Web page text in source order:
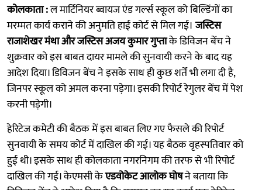
कोलकाता :ल मार्टिनियर ब्वायज एंड गर्ल्स स्कूल को बिल्डिंगों का
मरम्मत कार्य कराने की अनुमति हाई कोर्ट से मिल गई।जस्टिस
राजाशेखर मंथा और जस्टिस अजय कुमार गुप्ताके डिविजन बेंच ने
शुक्रवार को इस बाबत दायर मामले की सुनवायी करने के बाद यह
आदेश दिया। डिविजन बेंच ने इसके साथ ही कुछ शर्तें भी लगा दी है,
जिनपर स्कूल को अमल करना पड़ेगा। इसकी रिपोर्ट रेगुलर बेंच में पेश
करनी पड़ेगी।
हेरिटेज कमेटी की बैठक में इस बाबत लिए गए फैसले की रिपोर्ट
सुनवायी के समय कोर्ट में दाखिल की गई। यह बैठक वृहस्पतिवार को
हुई थी। इसके साथ ही कोलकाता नगरनिगम की तरफ से भी रिपोर्ट
दाखिल की गई। केएमसी केएडवोकेट आलोक घोषने बताया कि